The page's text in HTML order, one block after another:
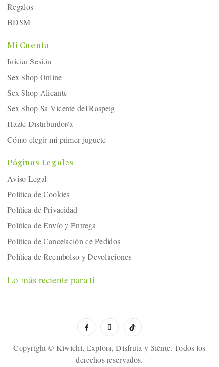
Regalos
BDSM
Mi Cuenta
Iniciar Sesión
Sex Shop Online
Sex Shop Alicante
Sex Shop Sa Vicente del Raspeig
Hazte Distribuidor/a
Cómo elegir mi primer juguete
Páginas Legales
Aviso Legal
Política de Cookies
Política de Privacidad
Política de Envío y Entrega
Política de Cancelación de Pedidos
Política de Reembolso y Devoluciones
Lo más reciente para ti
Copyright © Kiwichi, Explora, Disfruta y Siénte. Todos los
derechos reservados.